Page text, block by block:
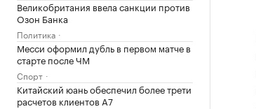
Великобритания ввела санкции против
Озон Банка
Политика
Месси оформил дубль в первом матче в
старте после ЧМ
Спорт
Китайский юань обеспечил более трети
расчетов клиентов А7